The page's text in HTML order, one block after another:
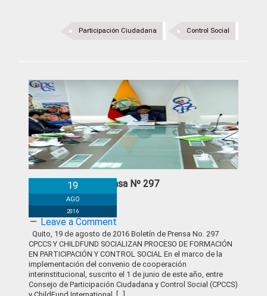
Control Social
Participación Ciudadana
Boletín de Prensa Nº 297
19
AGO
2016
Leave a Comment
Quito, 19 de agosto de 2016 Boletín de Prensa No. 297
CPCCS Y CHILDFUND SOCIALIZAN PROCESO DE FORMACIÓN
EN PARTICIPACIÓN Y CONTROL SOCIAL En el marco de la
implementación del convenio de cooperación
interinstitucional, suscrito el 1 de junio de este año, entre
Consejo de Participación Ciudadana y Control Social (CPCCS)